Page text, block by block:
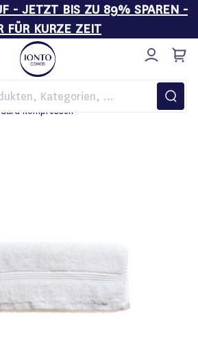
- JETZT BIS ZU 89% SPAREN -
FÜR KURZE ZEIT
Direkt
zum
Inhalt
BASIC LINE
Kompressen